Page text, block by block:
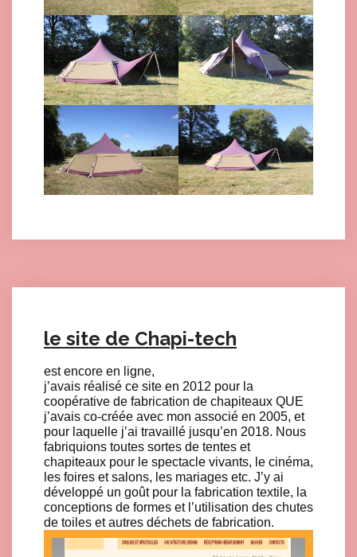
le site de Chapi-tech
est encore en ligne,
j’avais réalisé ce site en 2012 pour la
coopérative de fabrication de chapiteaux QUE
j’avais co-créée avec mon associé en 2005, et
pour laquelle j’ai travaillé jusqu’en 2018. Nous
fabriquions toutes sortes de tentes et
chapiteaux pour le spectacle vivants, le cinéma,
les foires et salons, les mariages etc. J’y ai
développé un goût pour la fabrication textile, la
conceptions de formes et l’utilisation des chutes
de toiles et autres déchets de fabrication.